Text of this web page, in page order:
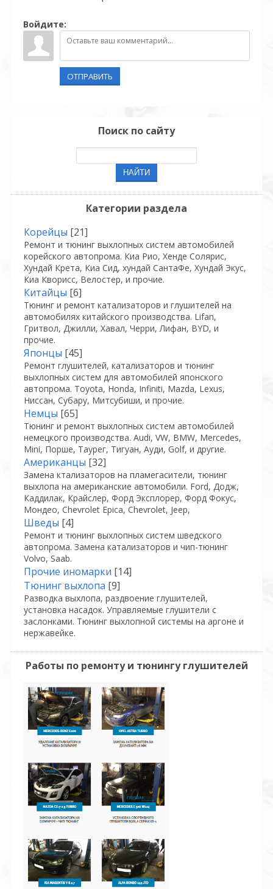
Войдите:
ОТПРАВИТЬ
Поиск по сайту
Категории раздела
Корейцы [21]
Ремонт и тюнинг выхлопных систем автомобилей
корейского автопрома. Киа Рио, Хенде Солярис,
Хундай Крета, Киа Сид, хундай СантаФе, Хундай Экус,
Киа Кворисс, Велостер, и прочие.
Китайцы [6]
Тюнинг и ремонт катализаторов и глушителей на
автомобилях китайского производства. Lifan,
Гритвол, Джилли, Хавал, Черри, Лифан, BYD, и
прочие.
Японцы [45]
Ремонт глушителей, катализаторов и тюнинг
выхлопных систем для автомобилей японского
автопрома. Toyota, Honda, Infiniti, Mazda, Lexus,
Ниссан, Субару, Митсубиши, и прочие.
Немцы [65]
Тюнинг и ремонт выхлопных систем автомобилей
немецкого производства. Audi, VW, BMW, Mercedes,
Mini, Порше, Таурег, Тигуан, Ауди, Golf, и другие.
Американцы [32]
Замена ктализаторов на пламегасители, тюнинг
выхлопа на американские автомобили. Ford, Додж,
Каддилак, Крайслер, Форд Эксплорер, Форд Фокус,
Мондео, Chevrolet Epica, Chevrolet, Jeep,
Шведы [4]
Ремонт и тюнинг выхлопных систем шведского
автопрома. Замена катализаторов и чип-тюнинг
Volvo, Saab.
Прочие иномарки [14]
Тюнинг выхлопа [9]
Разводка выхлопа, раздвоение глушителей,
установка насадок. Управляемые глушители с
заслонками. Тюнинг выхлопной системы на аргоне и
нержавейке.
Работы по ремонту и тюнингу глушителей